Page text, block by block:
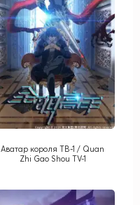
Аватар короля ТВ-1 / Quan
Zhi Gao Shou TV-1